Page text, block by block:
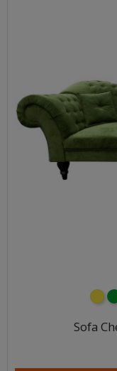
żółty
Sofa